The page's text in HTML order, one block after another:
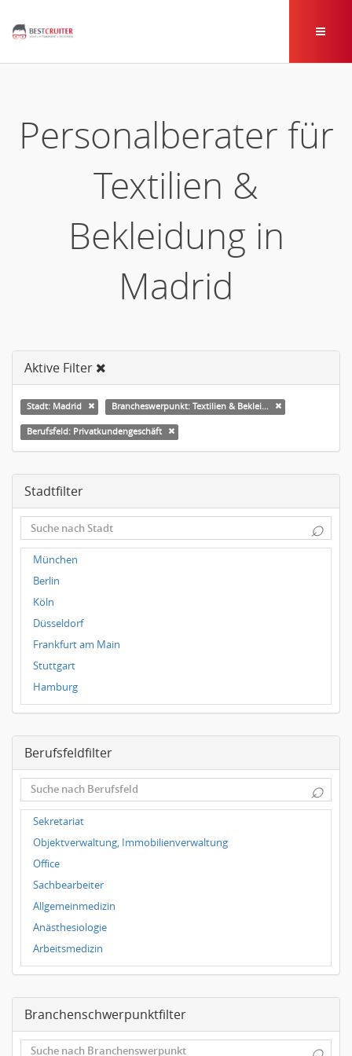
Personalberater für
Textilien &
Bekleidung in
Madrid
Aktive Filter
Stadt: Madrid Brancheswerpunkt: Textilien & Bekleidung
Berufsfeld: Privatkundengeschäft
Stadtfilter
⌕
München
Berlin
Köln
Düsseldorf
Frankfurt am Main
Stuttgart
Hamburg
Frankfurt
Magdeburg
Leipzig
Dortmund
Wuppertal
Hallbergmoos
Würzburg
Grünwald
Ulm
Bielefeld
Hannover
Duisburg
Berufsfeldfilter
⌕
Sekretariat
Objektverwaltung, Immobilienverwaltung
Office
Sachbearbeiter
Allgemeinmedizin
Anästhesiologie
Arbeitsmedizin
Augenheilkunde
Frauenheilkunde, Geburtshilfe
Hals-Nasen-Ohrenheilkunde
Branchenschwerpunktfilter